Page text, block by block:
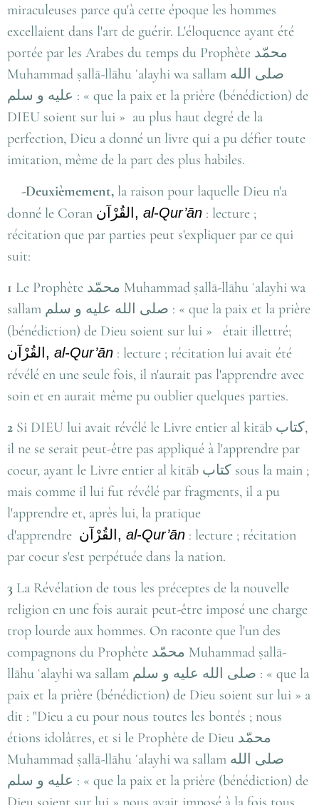
miraculeuses parce qu'à cette époque les hommes
excellaient dans l'art de guérir. L'éloquence ayant été
portée par les Arabes du temps du Prophète محمّد
Muhammad ṣallā-llāhu ʿalayhi wa sallam صلى الله
عليه و سلم : « que la paix et la prière (bénédiction) de
DIEU soient sur lui » au plus haut degré de la
perfection, Dieu a donné un livre qui a pu défier toute
imitation, même de la part des plus habiles.
-Deuxièmement, la raison pour laquelle Dieu n'a
donné le Coran القُرْآن, al-Qur’ān : lecture ;
récitation que par parties peut s'expliquer par ce qui
suit:
1 Le Prophète محمّد Muhammad ṣallā-llāhu ʿalayhi wa
sallam صلى الله عليه و سلم : « que la paix et la prière
(bénédiction) de Dieu soient sur lui » était illettré;
القُرْآن, al-Qur’ān : lecture ; récitation lui avait été
révélé en une seule fois, il n'aurait pas l'apprendre avec
soin et en aurait même pu oublier quelques parties.
2 Si DIEU lui avait révélé le Livre entier al kitāb كتاب,
il ne se serait peut-être pas appliqué à l'apprendre par
coeur, ayant le Livre entier al kitāb كتاب sous la main ;
mais comme il lui fut révélé par fragments, il a pu
l'apprendre et, après lui, la pratique
d'apprendre القُرْآن, al-Qur’ān : lecture ; récitation
par coeur s'est perpétuée dans la nation.
3 La Révélation de tous les préceptes de la nouvelle
religion en une fois aurait peut-être imposé une charge
trop lourde aux hommes. On raconte que l'un des
compagnons du Prophète محمّد Muhammad ṣallā-
llāhu ʿalayhi wa sallam صلى الله عليه و سلم : « que la
paix et la prière (bénédiction) de Dieu soient sur lui » a
dit : "Dieu a eu pour nous toutes les bontés ; nous
étions idolâtres, et si le Prophète de Dieu محمّد
Muhammad ṣallā-llāhu ʿalayhi wa sallam صلى الله
عليه و سلم : « que la paix et la prière (bénédiction) de